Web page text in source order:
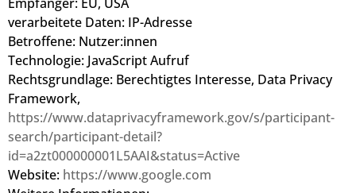
verarbeitete Daten: IP-Adresse
Betroffene: Nutzer:innen
Technologie: JavaScript Aufruf
Rechtsgrundlage: Berechtigtes Interesse, Data Privacy
Framework,
https://www.dataprivacyframework.gov/s/participant-
search/participant-detail?
id=a2zt000000001L5AAI&status=Active
Website: https://www.google.com